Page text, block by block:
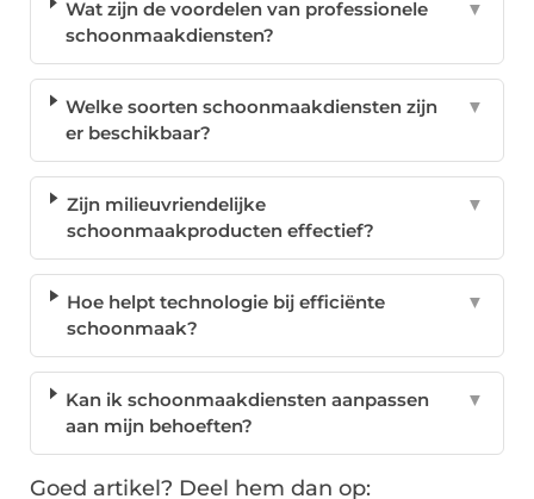
Wat zijn de voordelen van professionele
schoonmaakdiensten?
▼
Welke soorten schoonmaakdiensten zijn
er beschikbaar?
▼
Zijn milieuvriendelijke
schoonmaakproducten effectief?
▼
Hoe helpt technologie bij efficiënte
schoonmaak?
▼
Kan ik schoonmaakdiensten aanpassen
aan mijn behoeften?
▼
Goed artikel? Deel hem dan op: